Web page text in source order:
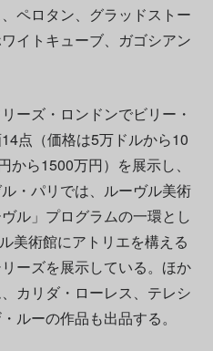
ペロタン、グラッドストー
イトキューブ、ガゴシアン
ーズ・ロンドンでビリー・
点（価格は5万ドルから10
ら1500万円）を展示し、
・パリでは、ルーヴル美術
ル」プログラムの一環とし
美術館にアトリエを構える
ーズを展示している。ほか
カリダ・ローレス、テレシ
ルーの作品も出品する。